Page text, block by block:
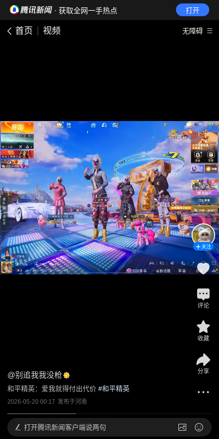
· 获取全网一手热点 打开
首页 视频 无障碍
@别追我我没枪
和平精英：爱我就得付出代价 #和平精英
2026-05-20 00:17 发布于河南
关注
评论
收藏
分享
打开腾讯新闻客户端说两句